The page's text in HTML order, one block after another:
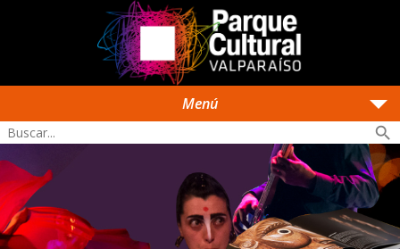
Menú arrow_drop_down
search